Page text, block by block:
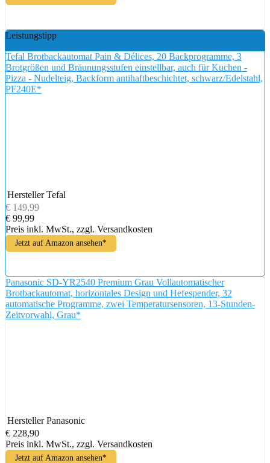
Leistungstipp
Tefal Brotbackautomat Pain & Délices, 20 Backprogramme, 3
Brotgrößen und Bräunungsstufen einstellbar, auch für Kuchen -
Pizza - Nudelteig, Backform antihaftbeschichtet, schwarz/Edelstahl,
PF240E*
Hersteller Tefal
€ 149,99
€ 99,99
Preis inkl. MwSt., zzgl. Versandkosten
Jetzt auf Amazon ansehen*
Panasonic SD-YR2540 Premium Grau Vollautomatischer
Brotbackautomat, horizontales Design und Hefespender, 32
automatische Programme, zwei Temperatursensoren, 13-Stunden-
Zeitvorwahl, Grau*
Hersteller Panasonic
€ 228,90
Preis inkl. MwSt., zzgl. Versandkosten
Jetzt auf Amazon ansehen*